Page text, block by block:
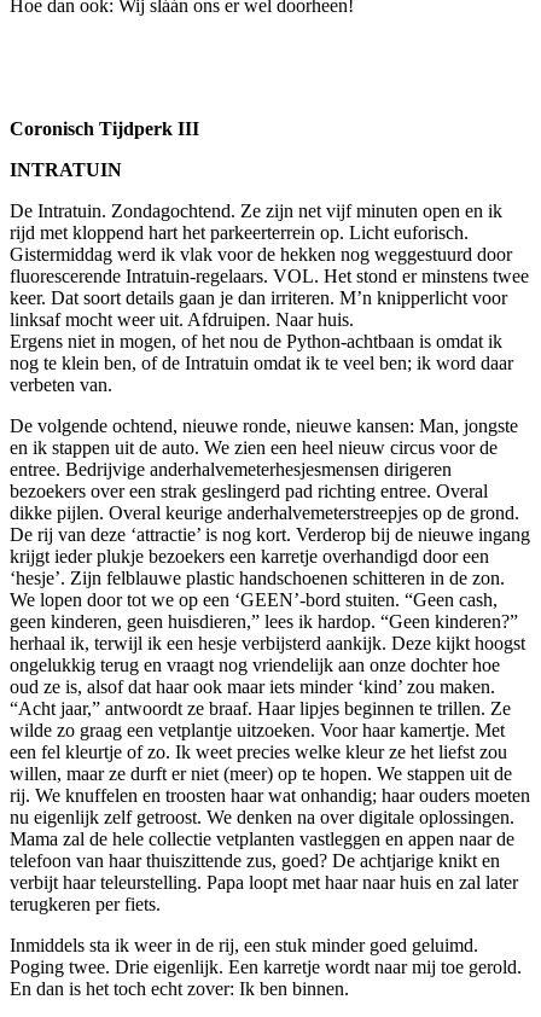
Hoe dan ook: Wij sláán ons er wel doorheen!
Coronisch Tijdperk III
INTRATUIN
De Intratuin. Zondagochtend. Ze zijn net vijf minuten open en ik
rijd met kloppend hart het parkeerterrein op. Licht euforisch.
Gistermiddag werd ik vlak voor de hekken nog weggestuurd door
fluorescerende Intratuin-regelaars. VOL. Het stond er minstens twee
keer. Dat soort details gaan je dan irriteren. M’n knipperlicht voor
linksaf mocht weer uit. Afdruipen. Naar huis.
Ergens niet in mogen, of het nou de Python-achtbaan is omdat ik
nog te klein ben, of de Intratuin omdat ik te veel ben; ik word daar
verbeten van.
De volgende ochtend, nieuwe ronde, nieuwe kansen: Man, jongste
en ik stappen uit de auto. We zien een heel nieuw circus voor de
entree. Bedrijvige anderhalvemeterhesjesmensen dirigeren
bezoekers over een strak geslingerd pad richting entree. Overal
dikke pijlen. Overal keurige anderhalvemeterstreepjes op de grond.
De rij van deze ‘attractie’ is nog kort. Verderop bij de nieuwe ingang
krijgt ieder plukje bezoekers een karretje overhandigd door een
‘hesje’. Zijn felblauwe plastic handschoenen schitteren in de zon.
We lopen door tot we op een ‘GEEN’-bord stuiten. “Geen cash,
geen kinderen, geen huisdieren,” lees ik hardop. “Geen kinderen?”
herhaal ik, terwijl ik een hesje verbijsterd aankijk. Deze kijkt hoogst
ongelukkig terug en vraagt nog vriendelijk aan onze dochter hoe
oud ze is, alsof dat haar ook maar iets minder ‘kind’ zou maken.
“Acht jaar,” antwoordt ze braaf. Haar lipjes beginnen te trillen. Ze
wilde zo graag een vetplantje uitzoeken. Voor haar kamertje. Met
een fel kleurtje of zo. Ik weet precies welke kleur ze het liefst zou
willen, maar ze durft er niet (meer) op te hopen. We stappen uit de
rij. We knuffelen en troosten haar wat onhandig; haar ouders moeten
nu eigenlijk zelf getroost. We denken na over digitale oplossingen.
Mama zal de hele collectie vetplanten vastleggen en appen naar de
telefoon van haar thuiszittende zus, goed? De achtjarige knikt en
verbijt haar teleurstelling. Papa loopt met haar naar huis en zal later
terugkeren per fiets.
Inmiddels sta ik weer in de rij, een stuk minder goed geluimd.
Poging twee. Drie eigenlijk. Een karretje wordt naar mij toe gerold.
En dan is het toch echt zover: Ik ben binnen.